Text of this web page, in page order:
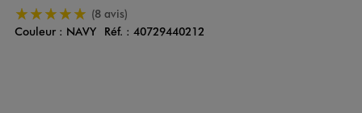
5/5 de moyenne(8 avis)
Couleur
Couleur : NAVY Réf. : 40729440212